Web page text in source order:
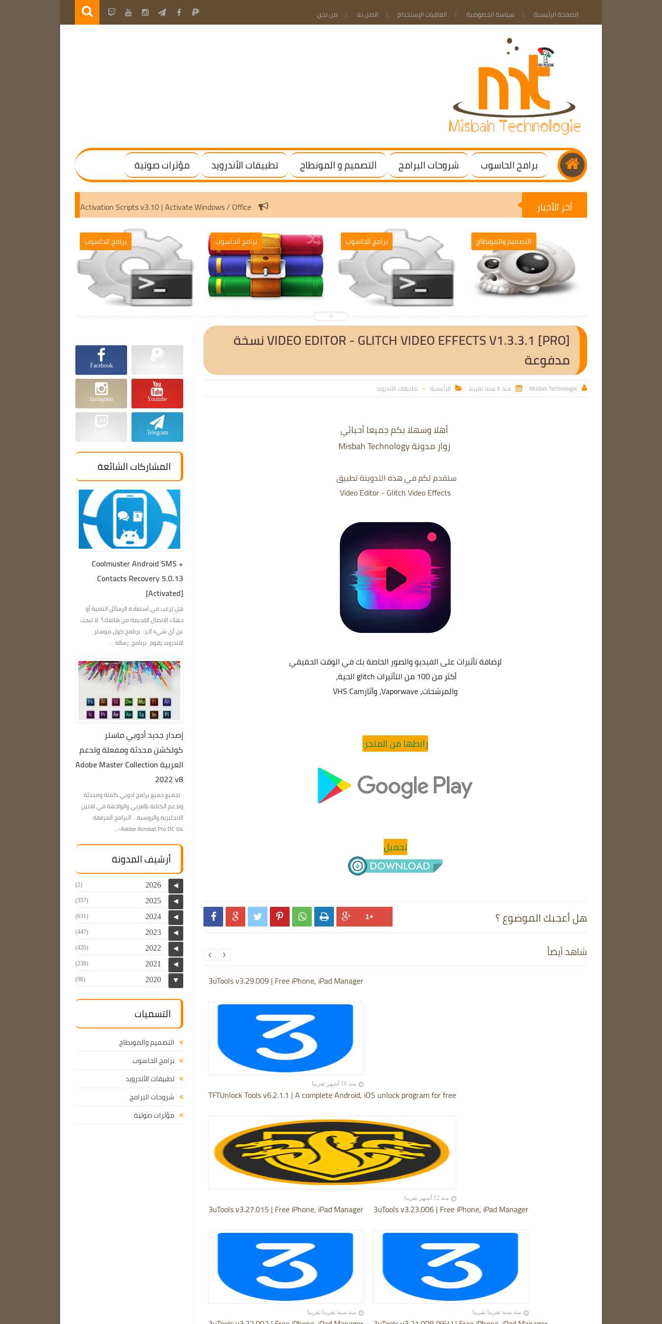
الصفحة الرئيسية سياسة الخصوصية اتفاقيات الإستخدام اتصل بنا من نحن
برامج الحاسوب شروحات البرامج التصميم و المونطاج تطبيقات الأندرويد مؤثرات صوتية
آخر الأخبار Microsoft Activation Scripts v3.10 | Activate Windows / Office
برامج الحاسوب برامج الحاسوب التصميم والمونطاج التصميم والمونطاج
VIDEO EDITOR - GLITCH VIDEO EFFECTS V1.3.3.1 [PRO] نسخة
مدفوعة

Misbah Technologie
 منذ 6 سنه تقريبا  الرئيسية > تطبيقات الأندرويد
أهلا وسهلا بكم جميعا أحبائي
زوار مدونة Misbah Technology
سنقدم لكم في هذه التدوينة تطبيق
Video Editor - Glitch Video Effects
أكثر من 100 من التأثيرات glitch الحية،
والمرشحات، Vaporwave، وآثارVHS Cam
رابطها من المتجر:
تحميل
هل أعجبك الموضوع ؟      
شاهد أيضاً
3uTools v3.29.009 | Free iPhone, iPad Manager
منذ 10 أشهر تقريبا
TFTUnlock Tools v6.2.1.1 | A complete Android, iOS unlock program for free
منذ 12 أشهر تقريبا
3uTools v3.27.015 | Free iPhone, iPad Manager
منذ سنة تقريبا تقريبا
3uTools v3.23.006 | Free iPhone, iPad Manager
منذ سنة تقريبا تقريبا
 
Facebook
Youtube
Instagram
Telegram
المشاركات الشائعة
Coolmuster Android SMS +
Contacts Recovery 5.0.13
[Activated]
هل ترغب في استعادة الرسائل النصية أو
جهات الاتصال القديمة من هاتفك؟ لا تبحث
عن أي شيء آخر؛ برنامج كول موستر
للاندرويد يقوم برنامج رسالة ...
إصدار جديد أدوبي ماستر
كولكشن محدثة ومفعلة وتدعم
العربية Adobe Master Collection
2022 v8
تجميع جميع برامج ادوبي كاملة ومحدثة
وتدعم الكتابة بالعربي والواجهة في لغتين
الانجليزية والروسية… البرامج المرفقة:
Adobe Acrobat Pro DC 64-...
أرشيف المدونة
◄
2026
(2)
◄
2025
(357)
◄
2024
(631)
◄
2023
(447)
◄
2022
(420)
◄
2021
(238)
▼
2020
(98)
التسميات
التصميم والمونطاج
برامج الحاسوب
تطبيقات الأندرويد
شروحات البرامج
مؤثرات صوتية